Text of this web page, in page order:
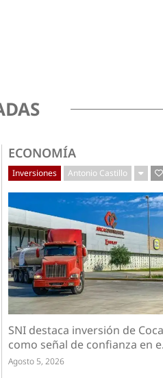
ECONOMÍA
Inversiones Antonio Castillo
SNI destaca inversión de
como señal de confianza en
Agosto 5, 2026